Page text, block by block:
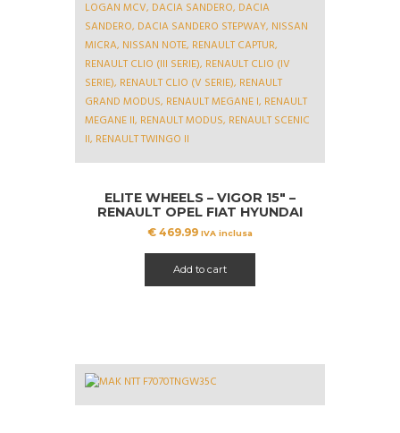
ELITE WHEELS – VIGOR 15″ –
RENAULT OPEL FIAT HYUNDAI
NISSAN TOYOTA DACIA
€ 469.99 IVA inclusa
Add to cart